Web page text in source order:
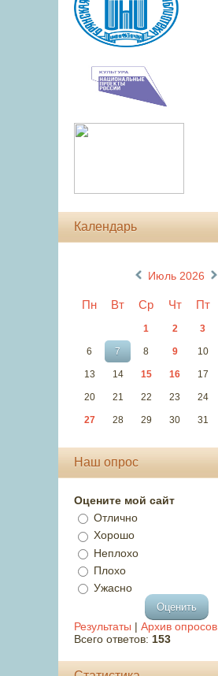
Календарь
Июль 2026
Пн Вт Ср Чт Пт
1 2 3
6 7 8 9 10
13 14 15 16 17
20 21 22 23 24
27 28 29 30 31
Наш опрос
Оцените мой сайт
Отлично
Хорошо
Неплохо
Плохо
Ужасно
Результаты | Архив опросов
Всего ответов: 153